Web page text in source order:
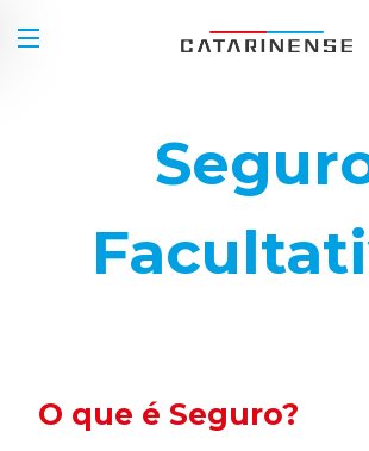
O que é Seguro?